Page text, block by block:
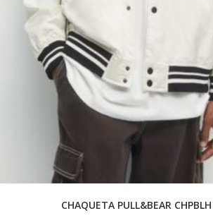
CHAQUETA PULL&BEAR CHPBLH